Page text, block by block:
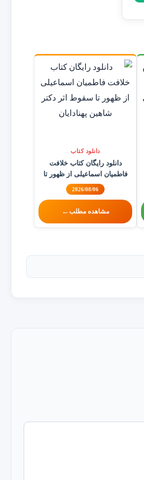
دانلود کتاب
دانلود رایگان کتاب خلافت
فاطمیان اسماعیلی از ظهور تا
سقوط اثر دکتر شاهین پهنادایان
2026/08/06
مشاهده مطلب ←